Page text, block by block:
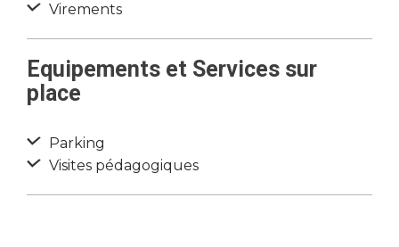
Virements
Equipements et Services sur
place
Parking
Visites pédagogiques